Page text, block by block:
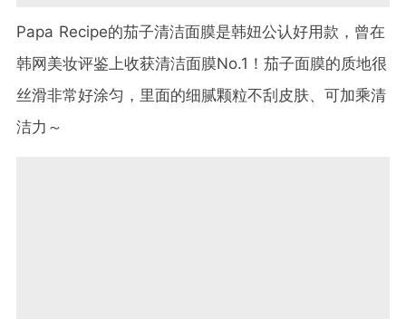
Papa Recipe的茄子清洁面膜是韩妞公认好用款，曾在
韩网美妆评鉴上收获清洁面膜No.1！茄子面膜的质地很
丝滑非常好涂匀，里面的细腻颗粒不刮皮肤、可加乘清
洁力～